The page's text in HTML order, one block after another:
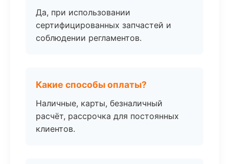
Да, при использовании
сертифицированных запчастей и
соблюдении регламентов.
Какие способы оплаты?
Наличные, карты, безналичный
расчёт, рассрочка для постоянных
клиентов.